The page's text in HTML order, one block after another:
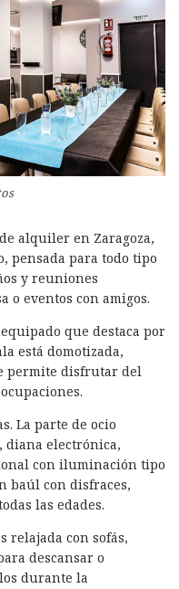
alquiler en Zaragoza,
pensada para todo tipo
y reuniones
o eventos con amigos.
que destaca por
está domotizada,
permite disfrutar del
La parte de ocio
electrónica,
con iluminación tipo
baúl con disfraces,
las edades.
relajada con sofás,
descansar o
durante la